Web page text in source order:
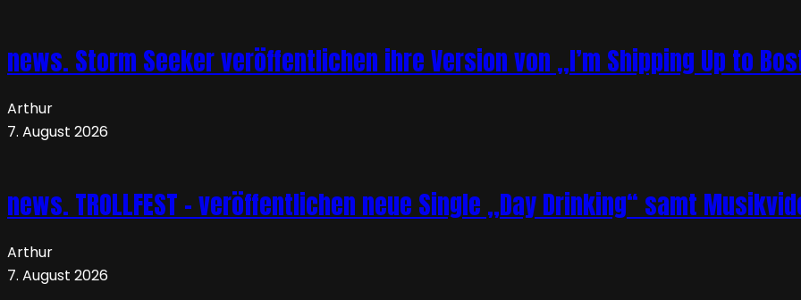
news. Storm Seeker veröffentlichen ihre Version von „I’m Shipping Up to
Arthur
7. August 2026
news. TROLLFEST – veröffentlichen neue Single „Day Drinking“ samt
Arthur
7. August 2026